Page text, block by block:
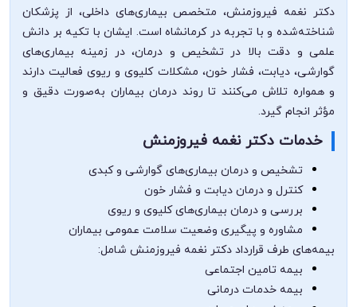
دکتر نغمه فیروزمنش، متخصص بیماری‌های داخلی، از پزشکان
شناخته‌شده و با تجربه در کرمانشاه است. ایشان با تکیه بر دانش
علمی و دقت بالا در تشخیص و درمان، در زمینه بیماری‌های
گوارشی، دیابت، فشار خون، مشکلات کلیوی و ریوی فعالیت دارند
و همواره تلاش می‌کنند تا روند درمان بیماران به‌صورت دقیق و
مؤثر انجام گیرد.
خدمات دکتر نغمه فیروزمنش
تشخیص و درمان بیماری‌های گوارشی و کبدی
کنترل و درمان دیابت و فشار خون
بررسی و درمان بیماری‌های کلیوی و ریوی
مشاوره و پیگیری وضعیت سلامت عمومی بیماران
بیمه‌های طرف قرارداد دکتر نغمه فیروزمنش شامل:
بیمه تامین اجتماعی
بیمه خدمات درمانی